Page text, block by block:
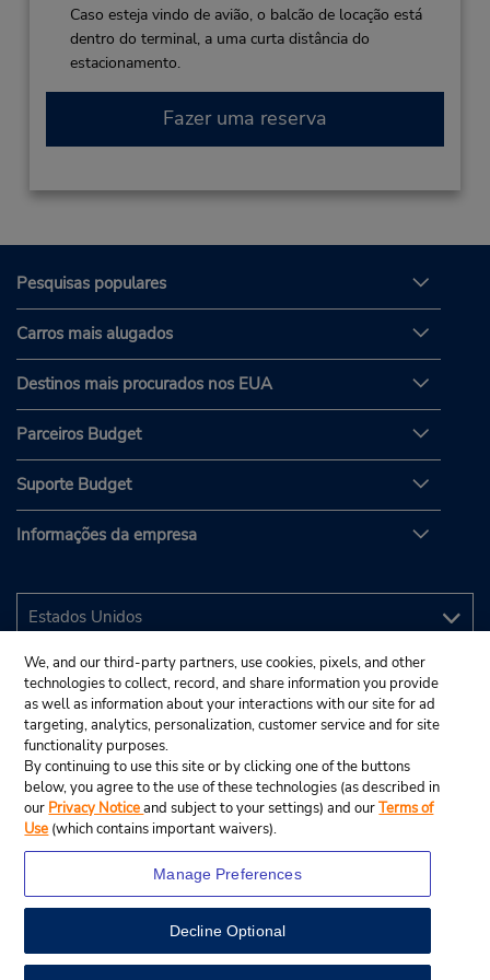
View Map
Caso esteja vindo de avião, o balcão de locação está
dentro do terminal, a uma curta distância do
estacionamento.
Fazer uma reserva
Pesquisas populares
Carros mais alugados
Destinos mais procurados nos EUA
Parceiros Budget
Suporte Budget
Informações da empresa
© 2025 Budget Rent A Car System, Inc.
We, and our third-party partners, use cookies, pixels, and other
technologies to collect, record, and share information you provide
as well as information about your interactions with our site for ad
targeting, analytics, personalization, customer service and for site
functionality purposes.
By continuing to use this site or by clicking one of the buttons
below, you agree to the use of these technologies (as described in
our Privacy Noticeand subject to your settings) and ourTerms of
Use (which contains important waivers).
Manage Preferences
Decline Optional